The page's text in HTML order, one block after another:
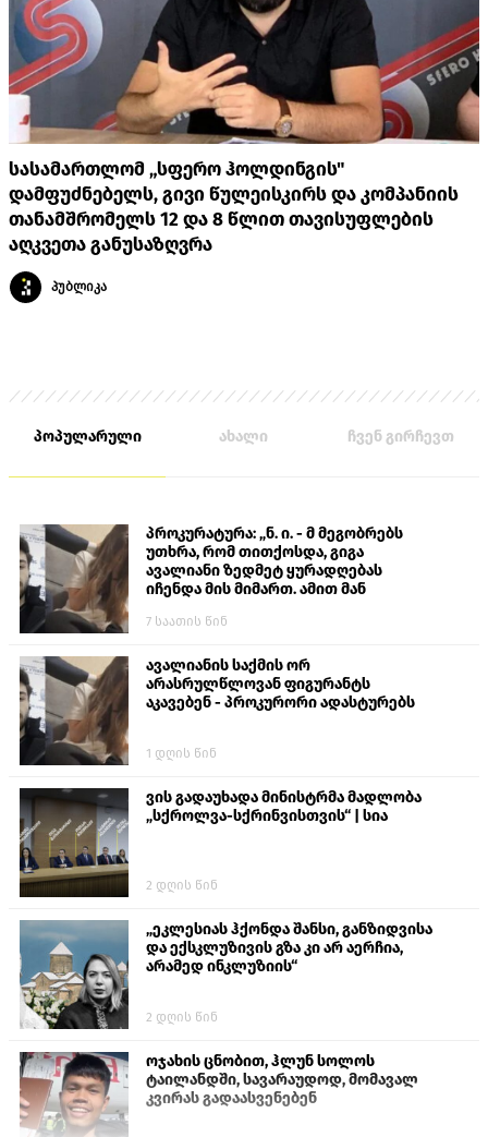
სასამართლომ „სფერო ჰოლდინგის"
დამფუძნებელს, გივი წულეისკირს და კომპანიის
თანამშრომელს 12 და 8 წლით თავისუფლების
აღკვეთა განუსაზღვრა
პუბლიკა
პოპულარული ახალი ჩვენ გირჩევთ
პროკურატურა: „ნ. ი. - მ მეგობრებს
უთხრა, რომ თითქოსდა, გიგა
ავალიანი ზედმეტ ყურადღებას
იჩენდა მის მიმართ. ამით მან
თავს დასხმოდა გიგა ავალიანს“
7 საათის წინ
ავალიანის საქმის ორ
არასრულწლოვან ფიგურანტს
აკავებენ - პროკურორი ადასტურებს
1 დღის წინ
ვის გადაუხადა მინისტრმა მადლობა
„სქროლვა-სქრინვისთვის“ | სია
2 დღის წინ
„ეკლესიას ჰქონდა შანსი, განზიდვისა
და ექსკლუზივის გზა კი არ აერჩია,
არამედ ინკლუზიის“
2 დღის წინ
ოჯახის ცნობით, ჰლუნ სოლოს
ტაილანდში, სავარაუდოდ, მომავალ
კვირას გადაასვენებენ